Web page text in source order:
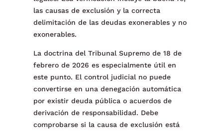
las causas de exclusión y la correcta
delimitación de las deudas exonerables y no
exonerables.
La doctrina del Tribunal Supremo de 18 de
febrero de 2026 es especialmente útil en
este punto. El control judicial no puede
convertirse en una denegación automática
por existir deuda pública o acuerdos de
derivación de responsabilidad. Debe
comprobarse si la causa de exclusión está